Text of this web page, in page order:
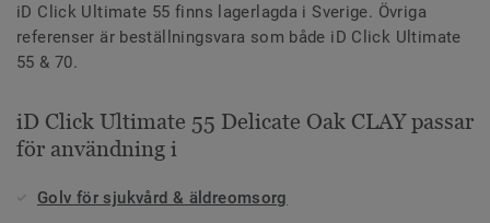
iD Click Ultimate 55 finns lagerlagda i Sverige. Övriga
referenser är beställningsvara som både iD Click Ultimate
55 & 70.
iD Click Ultimate 55 Delicate Oak CLAY passar
för användning i
Golv för sjukvård & äldreomsorg